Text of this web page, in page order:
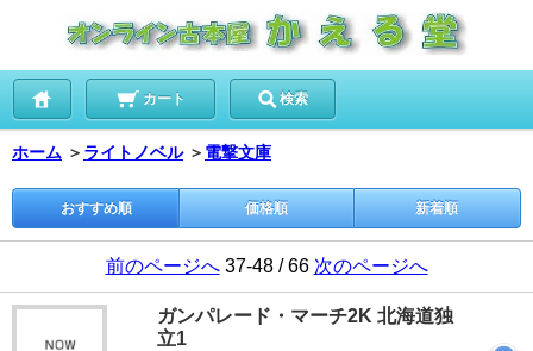
カート 検索
ホーム ＞ ライトノベル ＞ 電撃文庫
おすすめ順 価格順 新着順
前のページへ37-48 / 66 次のページへ
ガンパレード・マーチ2K 北海道独
立1